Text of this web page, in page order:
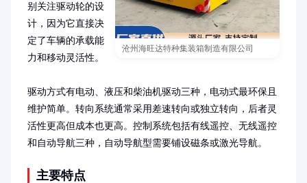
沧州海旺达特种集装箱制造有限公司
别关注驱动轮的设
计，因为它直接决
定了车辆的承载能
力和移动灵活性。
驱动方式有电动、液压和柴油机驱动三种，电动式最环保且
维护简单。转向系统通常采用差速转向或独立转向，后者灵
活性更高但成本也更高。控制系统包括有线遥控、无线遥控
和自动导航三种，自动导航型需要铺设磁条或激光导航。
主要特点